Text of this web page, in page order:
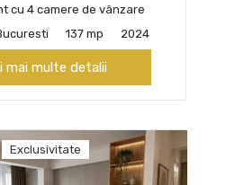
cu 4 camere de vânzare
137 mp 2024
mai multe detalii
Exclusivitate